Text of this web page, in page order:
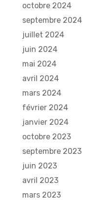
octobre 2024
septembre 2024
juillet 2024
juin 2024
mai 2024
avril 2024
mars 2024
février 2024
janvier 2024
octobre 2023
septembre 2023
juin 2023
avril 2023
mars 2023